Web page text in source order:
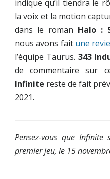
indique qu’il tiendra le
la voix et la motion
dans le roman Halo :
nous avons fait une
l’équipe Taurus. 343
de commentaire sur
Infinite reste de fait
2021.
Pensez-vous que
premier jeu, le 15